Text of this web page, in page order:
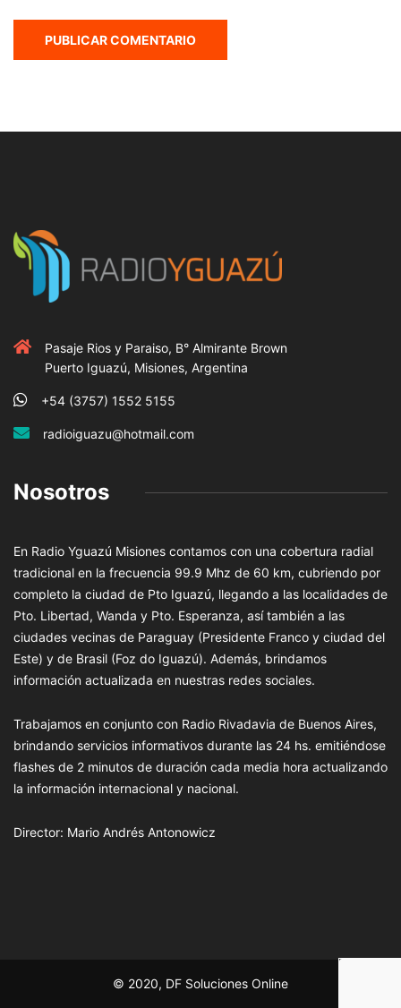
Pasaje Rios y Paraiso, B° Almirante Brown
Puerto Iguazú, Misiones, Argentina
+54 (3757) 1552 5155
radioiguazu@hotmail.com
Nosotros
En Radio Yguazú Misiones contamos con una cobertura radial
tradicional en la frecuencia 99.9 Mhz de 60 km, cubriendo por
completo la ciudad de Pto Iguazú, llegando a las localidades de
Pto. Libertad, Wanda y Pto. Esperanza, así también a las
ciudades vecinas de Paraguay (Presidente Franco y ciudad del
Este) y de Brasil (Foz do Iguazú). Además, brindamos
información actualizada en nuestras redes sociales.
Trabajamos en conjunto con Radio Rivadavia de Buenos Aires,
brindando servicios informativos durante las 24 hs. emitiéndose
flashes de 2 minutos de duración cada media hora actualizando
la información internacional y nacional.
Director: Mario Andrés Antonowicz
© 2020, DF Soluciones Online